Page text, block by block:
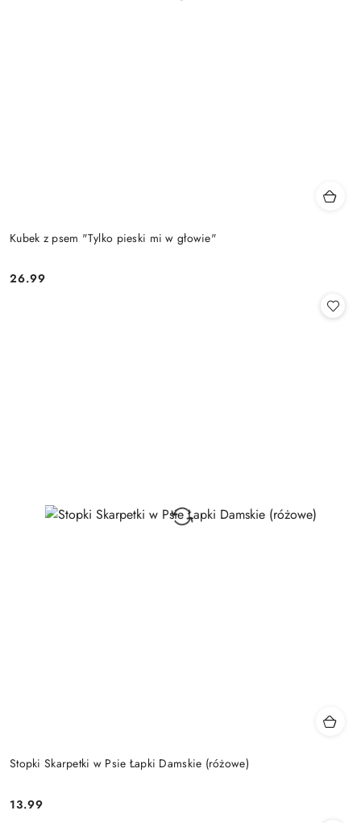
Kubek z psem "Tylko pieski mi w głowie"
Cena:
26.99
Stopki Skarpetki w Psie Łapki Damskie (różowe)
Cena:
13.99